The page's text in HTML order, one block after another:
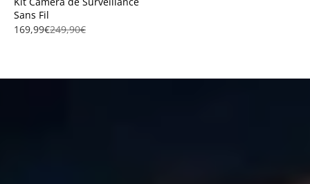
Sans Fil
169,99€249,90€